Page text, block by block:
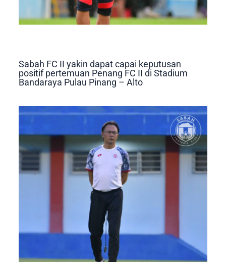
Sabah FC II yakin dapat capai keputusan
positif pertemuan Penang FC II di Stadium
Bandaraya Pulau Pinang – Alto